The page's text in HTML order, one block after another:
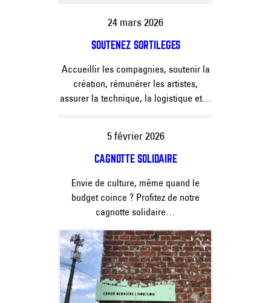
24 mars 2026
SOUTENEZ SORTILÈGES
Accueillir les compagnies, soutenir la
création, rémunérer les artistes,
assurer la technique, la logistique et…
5 février 2026
CAGNOTTE SOLIDAIRE
Envie de culture, même quand le
budget coince ? Profitez de notre
cagnotte solidaire…